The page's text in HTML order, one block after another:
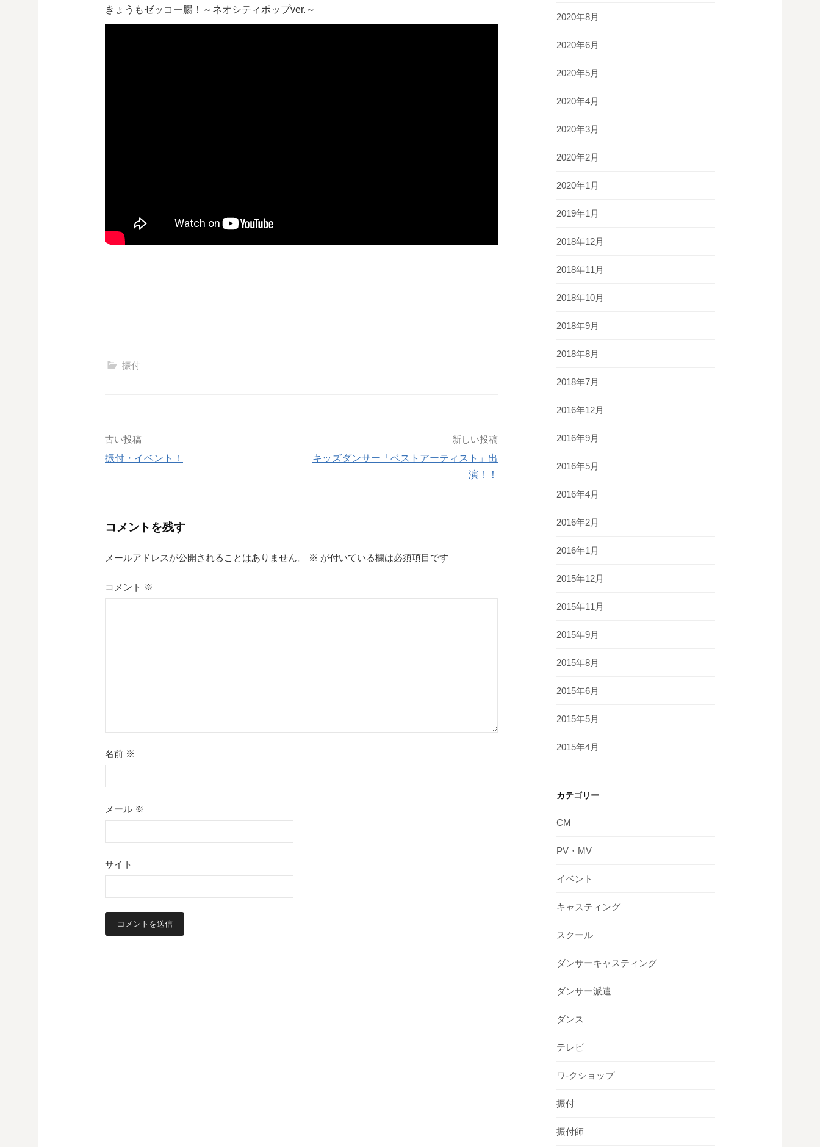
きょうもゼッコー腸！～ネオシティポップver.～
振付
投
稿
ー
シ
古い投稿
振付・イベント！
新しい投稿
キッズダンサー「ベストアーティスト」出
演！！
コメントを残す
メールアドレスが公開されることはありません。 ※ が付いている欄は必須項目です
コメント ※
名前 ※
メール ※
サイト
2020年8月
2020年6月
2020年5月
2020年4月
2020年3月
2020年2月
2020年1月
2019年1月
2018年12月
2018年11月
2018年10月
2018年9月
2018年8月
2018年7月
2016年12月
2016年9月
2016年5月
2016年4月
2016年2月
2016年1月
2015年12月
2015年11月
2015年9月
2015年8月
2015年6月
2015年5月
2015年4月
カテゴリー
CM
PV・MV
イベント
キャスティング
スクール
ダンサーキャスティング
ダンサー派遣
ダンス
テレビ
ワ-クショップ
振付
振付師